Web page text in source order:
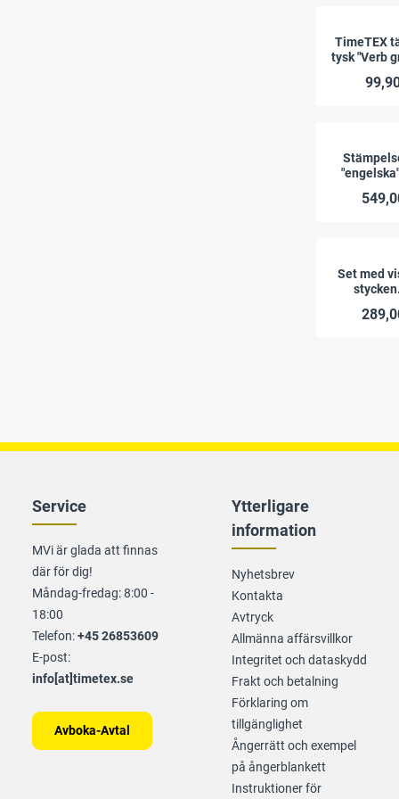
TimeTEX
tysk "Verb
Set med
n",
Service
MVi är glada att finnas
där för dig!
Måndag-fredag: 8:00 -
18:00
Telefon:+45 26853609
E-post:
info[at]timetex.se
Avboka-Avtal
Ytterligare
information
Nyhetsbrev
Kontakta
Avtryck
Allmänna affärsvillkor
Integritet och dataskydd
Frakt och betalning
Förklaring om
tillgänglighet
Ångerrätt och exempel
på ångerblankett
Instruktioner för